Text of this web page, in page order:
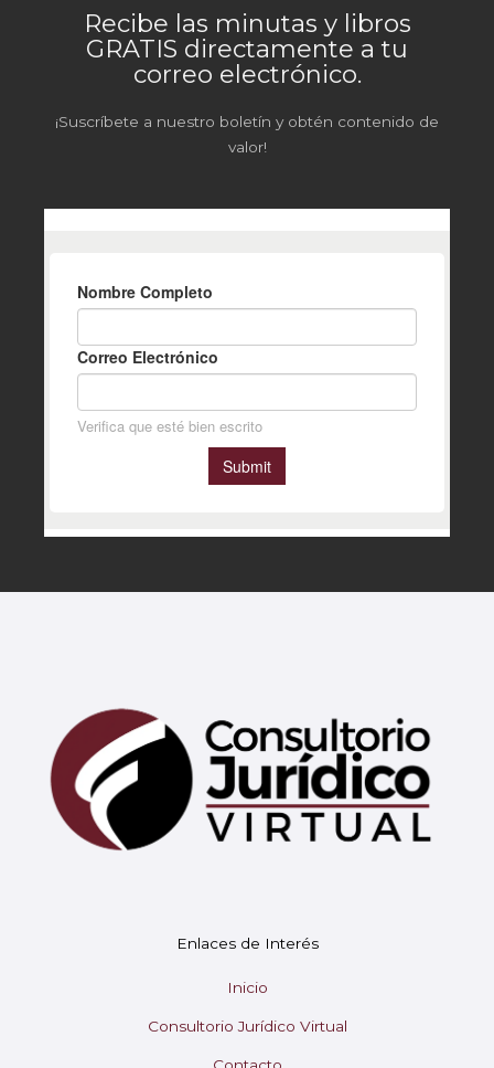
Recibe las minutas y libros
GRATIS directamente a tu
correo electrónico.
¡Suscríbete a nuestro boletín y obtén contenido de
valor!
Enlaces de Interés
Inicio
Consultorio Jurídico Virtual
Mary
Soy Mary tu asistente virtual.